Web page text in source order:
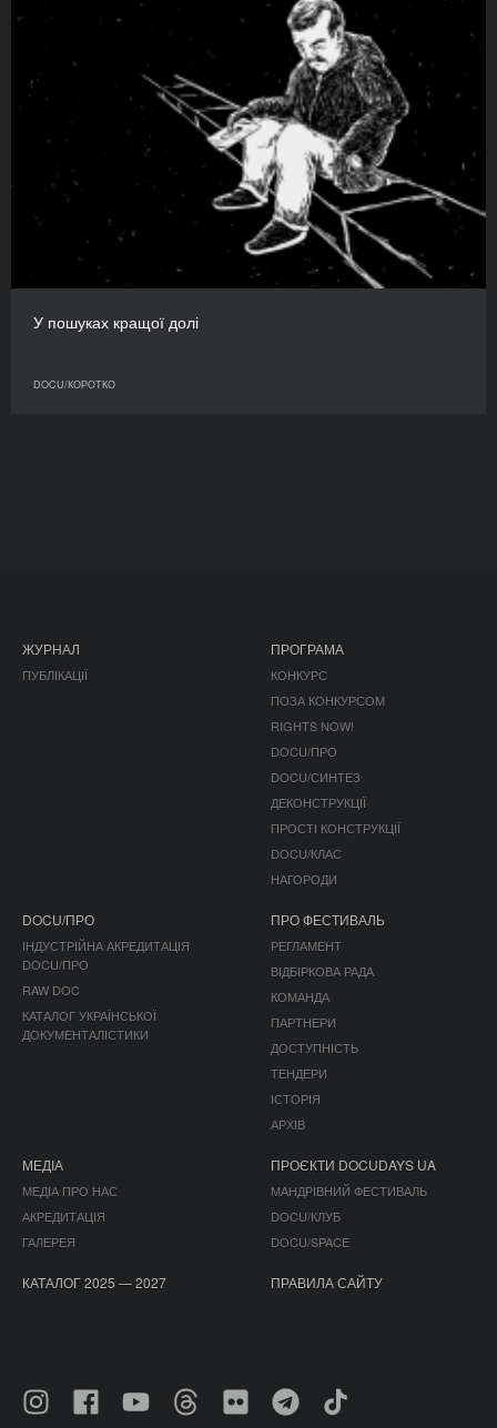
У пошуках кращої долі
DOCU/КОРОТКО
ЖУРНАЛ
ПУБЛІКАЦІЇ
ПРОГРАМА
КОНКУРС
ПОЗА КОНКУРСОМ
RIGHTS NOW!
DOCU/ПРО
DOCU/СИНТЕЗ
ДЕКОНСТРУКЦІЇ
ПРОСТІ КОНСТРУКЦІЇ
DOCU/КЛАС
НАГОРОДИ
DOCU/ПРО
ІНДУСТРІЙНА АКРЕДИТАЦІЯ
DOCU/ПРО
RAW DOC
КАТАЛОГ УКРАЇНСЬКОЇ
ДОКУМЕНТАЛІСТИКИ
ПРО ФЕСТИВАЛЬ
РЕГЛАМЕНТ
ВІДБІРКОВА РАДА
КОМАНДА
ПАРТНЕРИ
ДОСТУПНІСТЬ
ТЕНДЕРИ
ІСТОРІЯ
АРХІВ
МЕДІА
МЕДІА ПРО НАС
АКРЕДИТАЦІЯ
ГАЛЕРЕЯ
ПРОЄКТИ DOCUDAYS UA
МАНДРІВНИЙ ФЕСТИВАЛЬ
DOCU/КЛУБ
DOCU/SPACE
КАТАЛОГ 2025 — 2027 ПРАВИЛА САЙТУ